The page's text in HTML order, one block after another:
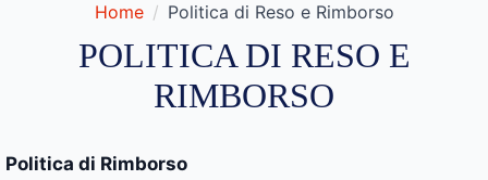
Home Politica di Reso e Rimborso
POLITICA DI RESO E
RIMBORSO
Politica di Rimborso